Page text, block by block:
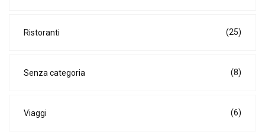
Ristoranti (25)
Senza categoria (8)
Viaggi (6)